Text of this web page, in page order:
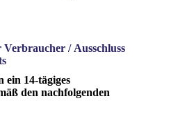
/ Ausschluss
ein 14-tägiges
den nachfolgenden